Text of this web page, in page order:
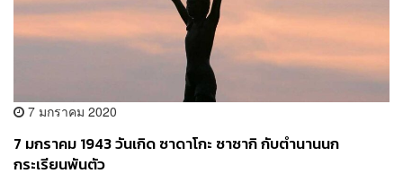
7 มกราคม 2020
7 มกราคม 1943 วันเกิด ซาดาโกะ ซาซากิ กับตำนานนก
กระเรียนพันตัว